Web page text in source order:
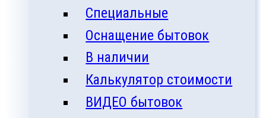
Специальные
Оснащение бытовок
В наличии
Калькулятор стоимости
ВИДЕО бытовок